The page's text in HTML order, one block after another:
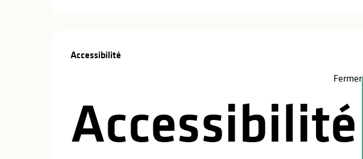
Offres de prestations
Accessibilité
Accessibilité
Fermer
Accessibilité